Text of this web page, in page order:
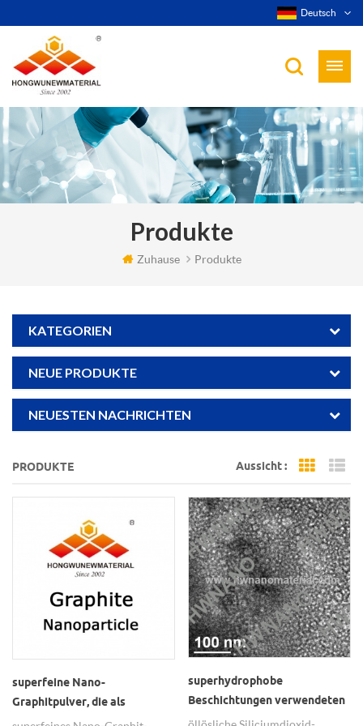
Deutsch
Produkte
Zuhause Produkte
KATEGORIEN
NEUE PRODUKTE
NEUESTEN NACHRICHTEN
PRODUKTE Aussicht : Grid
superfeine Nano-
Graphitpulver, die als
leitfähige Beschichtungen
superhydrophobe
Beschichtungen verwendeten
öllösliche Siliciumdioxid-